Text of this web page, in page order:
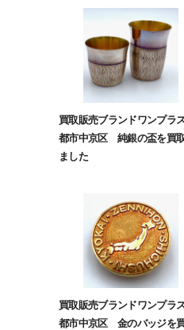
買取販売ブランドワンプ
都市中京区 純銀の盃を買
ました
買取販売ブランドワンプ
都市中京区 金のバッジを